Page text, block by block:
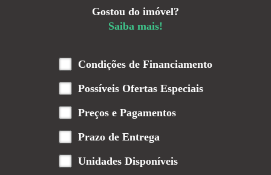
Gostou do imóvel?
Saiba mais!
Condições de Financiamento
Possíveis Ofertas Especiais
Preços e Pagamentos
Prazo de Entrega
Unidades Disponíveis